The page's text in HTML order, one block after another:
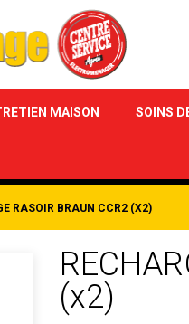
MAISON SOINS
RASOIR BRAUN CCR2 (X2)
(x2)